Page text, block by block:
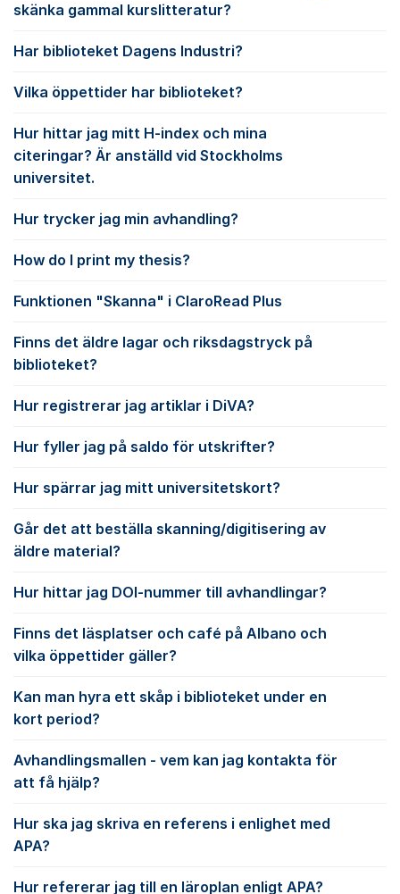
skänka gammal kurslitteratur?
Har biblioteket Dagens Industri?
Vilka öppettider har biblioteket?
Hur hittar jag mitt H-index och mina
citeringar? Är anställd vid Stockholms
universitet.
Hur trycker jag min avhandling?
How do I print my thesis?
Funktionen "Skanna" i ClaroRead Plus
Finns det äldre lagar och riksdagstryck på
biblioteket?
Hur registrerar jag artiklar i DiVA?
Hur fyller jag på saldo för utskrifter?
Hur spärrar jag mitt universitetskort?
Går det att beställa skanning/digitisering av
äldre material?
Hur hittar jag DOI-nummer till avhandlingar?
Finns det läsplatser och café på Albano och
vilka öppettider gäller?
Kan man hyra ett skåp i biblioteket under en
kort period?
Avhandlingsmallen - vem kan jag kontakta för
att få hjälp?
Hur ska jag skriva en referens i enlighet med
APA?
Hur refererar jag till en läroplan enligt APA?